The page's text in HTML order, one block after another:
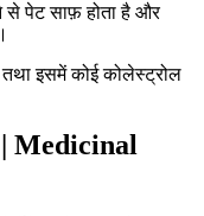
से पेट साफ़ होता है और
इसमें कोई कोलेस्ट्रोल
Medicinal